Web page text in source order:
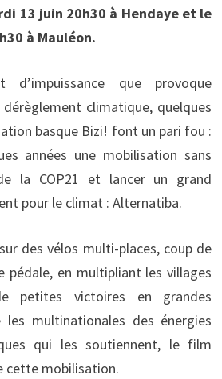
13 juin 20h30 à Hendaye et le
à Mauléon.
d’impuissance que provoque
climatique, quelques
basque Bizi! font un pari fou :
années une mobilisation sans
la COP21 et lancer un grand
pour le climat : Alternatiba.
des vélos multi-places, coup de
pédale, en multipliant les villages
petites victoires en grandes
les multinationales des énergies
qui les soutiennent, le film
cette mobilisation.